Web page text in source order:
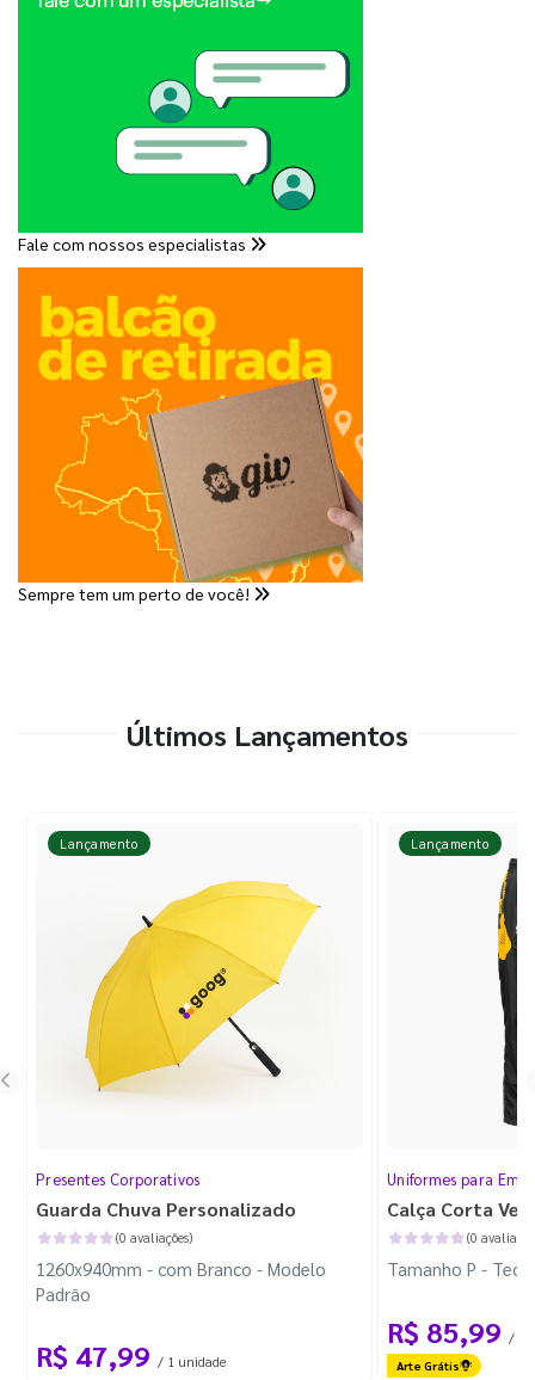
Fale com nossos especialistas
Sempre tem um perto de você!
Últimos Lançamentos
Lançamento
Presentes Corporativos
Guarda Chuva Personalizado
(0 avaliações)
1260x940mm - com Branco - Modelo
Padrão
R$ 47,99 / 1 unidade
Lançamento
Uniformes para
Calça Corta
(0
Tamanho P -
R$ 85,99 / 1
Arte Grátis